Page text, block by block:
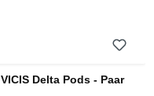
VICIS Delta Pods - Paar